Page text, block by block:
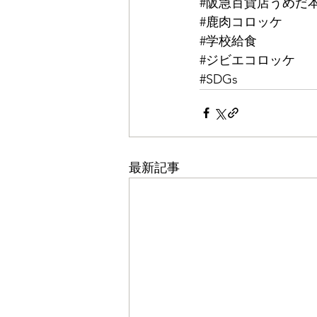
#鹿肉コロッケ
#学校給食
#ジビエコロッケ
#SDGs
最新記事